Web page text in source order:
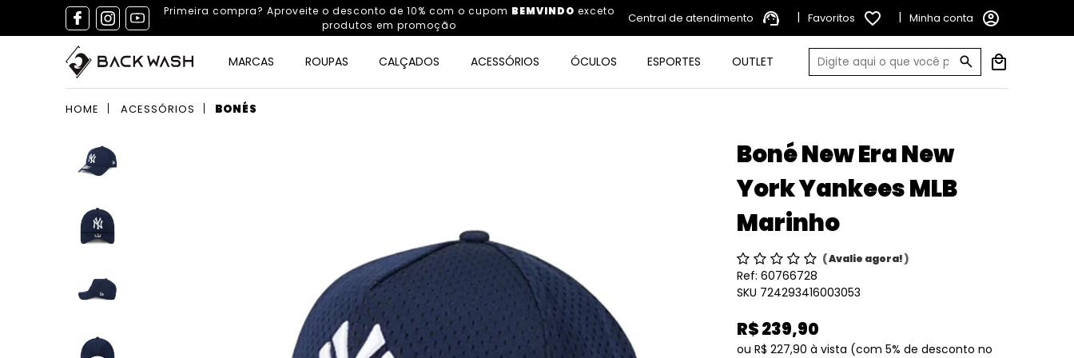
Primeira compra? Aproveite o desconto de 10% com o cupom BEMVINDO exceto
produtos em promoção
Central de atendimento support_agent | Favoritos favorite_border | Minha conta account_circle
MARCAS ROUPAS CALÇADOS ACESSÓRIOS ÓCULOS ESPORTES OUTLET
HOME ACESSÓRIOS BONÉS
Boné New Era New
York Yankees MLB
Marinho
(Avalie agora!)
Ref:60766728
SKU 724293416003053
R$ 239,90
ou R$ 227,90 à vista (com 5% de desconto no